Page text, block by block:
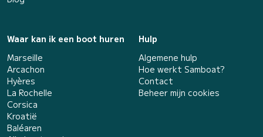
Waar kan ik een boot huren
Marseille
Arcachon
Hyères
La Rochelle
Corsica
Kroatië
Baléaren
Hulp
Algemene hulp
Hoe werkt Samboat?
Contact
Beheer mijn cookies